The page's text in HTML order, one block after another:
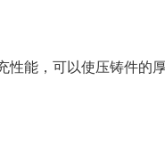
性能，可以使压铸件的